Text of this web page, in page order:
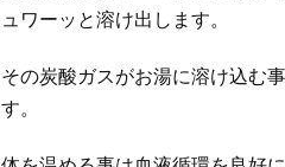
ュワーッと溶け出します。
その炭酸ガスがお湯に溶け込む
す。